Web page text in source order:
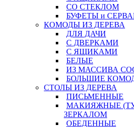
СО СТЕКЛОМ
БУФЕТЫ и
КОМОДЫ ИЗ ДЕРЕВА
ДЛЯ ДАЧИ
С ДВЕРКАМИ
С ЯЩИКАМИ
БЕЛЫЕ
ИЗ МАССИВА
БОЛЬШИЕ
СТОЛЫ ИЗ ДЕРЕВА
ПИСЬМЕННЫЕ
МАКИЯЖНЫЕ
ЗЕРКАЛОМ
ОБЕДЕННЫЕ